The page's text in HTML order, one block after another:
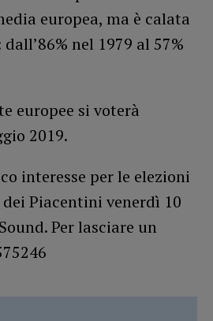
europea, ma è calata
nel 1979 al 57%
europee si voterà
2019.
interesse per le elezioni
dei Piacentini venerdì 10
Per lasciare un